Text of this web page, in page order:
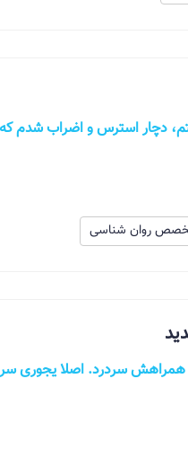
روان شناسی
سردرد. اصلا یجوری